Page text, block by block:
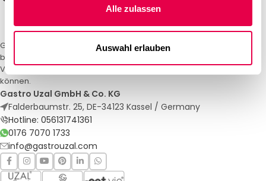
Alle zulassen
Auswahl erlauben
Gastro Uzal – Ihr Spezialist für Gastronomiemöbel und -textilien. Wir
bieten maßgeschneiderte Lösungen für Restaurants, Hotels und
Veranstaltungen. Qualität und Service, auf die Sie sich verlassen
können.
Gastro Uzal GmbH & Co. KG
Falderbaumstr. 25, DE-34123 Kassel / Germany
Hotline: 056131741361
0176 7070 1733
info@gastrouzal.com